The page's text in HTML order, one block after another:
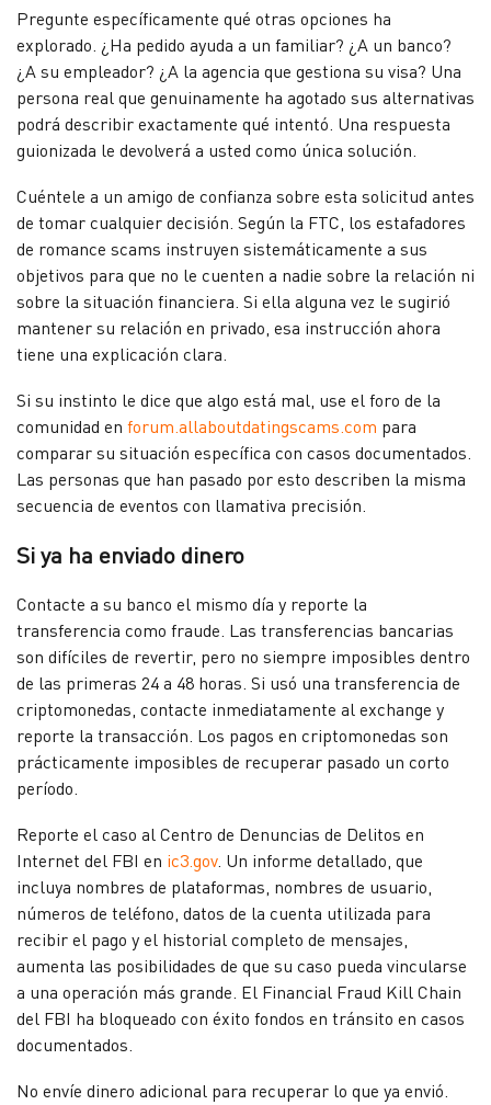
Pregunte específicamente qué otras opciones ha
explorado. ¿Ha pedido ayuda a un familiar? ¿A un banco?
¿A su empleador? ¿A la agencia que gestiona su visa? Una
persona real que genuinamente ha agotado sus alternativas
podrá describir exactamente qué intentó. Una respuesta
guionizada le devolverá a usted como única solución.
Cuéntele a un amigo de confianza sobre esta solicitud antes
de tomar cualquier decisión. Según la FTC, los estafadores
de romance scams instruyen sistemáticamente a sus
objetivos para que no le cuenten a nadie sobre la relación ni
sobre la situación financiera. Si ella alguna vez le sugirió
mantener su relación en privado, esa instrucción ahora
tiene una explicación clara.
Si su instinto le dice que algo está mal, use el foro de la
comunidad en forum.allaboutdatingscams.com para
comparar su situación específica con casos documentados.
Las personas que han pasado por esto describen la misma
secuencia de eventos con llamativa precisión.
Si ya ha enviado dinero
Contacte a su banco el mismo día y reporte la
transferencia como fraude. Las transferencias bancarias
son difíciles de revertir, pero no siempre imposibles dentro
de las primeras 24 a 48 horas. Si usó una transferencia de
criptomonedas, contacte inmediatamente al exchange y
reporte la transacción. Los pagos en criptomonedas son
prácticamente imposibles de recuperar pasado un corto
período.
Reporte el caso al Centro de Denuncias de Delitos en
Internet del FBI en ic3.gov. Un informe detallado, que
incluya nombres de plataformas, nombres de usuario,
números de teléfono, datos de la cuenta utilizada para
recibir el pago y el historial completo de mensajes,
aumenta las posibilidades de que su caso pueda vincularse
a una operación más grande. El Financial Fraud Kill Chain
del FBI ha bloqueado con éxito fondos en tránsito en casos
documentados.
No envíe dinero adicional para recuperar lo que ya envió.